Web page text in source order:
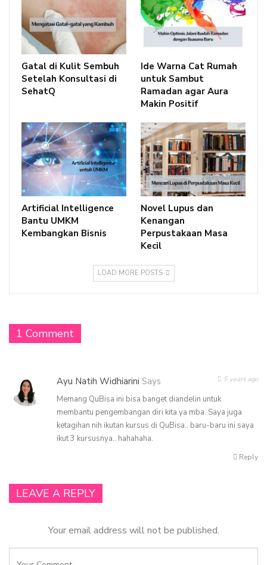
Gatal di Kulit Sembuh
Setelah Konsultasi di
SehatQ
Ide Warna Cat Rumah
untuk Sambut
Ramadan agar Aura
Makin Positif
Artificial Intelligence
Bantu UMKM
Kembangkan Bisnis
Novel Lupus dan
Kenangan
Perpustakaan Masa
Kecil
LOAD MORE POSTS
1 Comment
Ayu Natih Widhiarini Says 5 years ago
Memang QuBisa ini bisa banget diandelin untuk
membantu pengembangan diri kita ya mba. Saya juga
ketagihan nih ikutan kursus di QuBisa.. baru-baru ini saya
ikut 3 kursusnya.. hahahaha.
Reply
LEAVE A REPLY
Your email address will not be published.